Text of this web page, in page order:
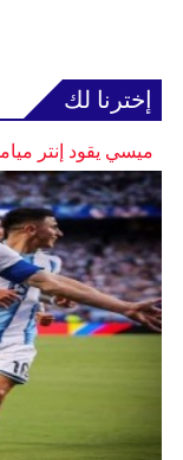
إخترنا لك
ميسي يقود إنتر